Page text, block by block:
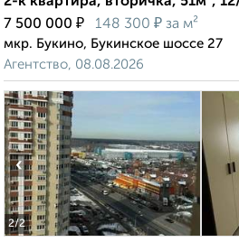
7 500 000 ₽ 148 300 ₽ за м²
мкр. Букино, Букинское шоссе 27
Агентство, 08.08.2026
2/2
‹